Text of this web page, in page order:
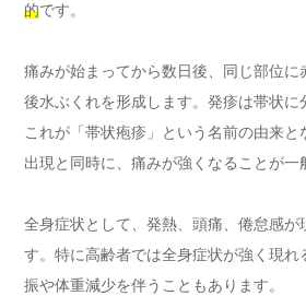
的です。
痛みが始まってから数日後、同じ部位に
後水ぶくれを形成します。発疹は帯状に
これが「帯状疱疹」という名前の由来
出現と同時に、痛みが強くなることが一
全身症状として、発熱、頭痛、倦怠感が
す。特に高齢者では全身症状が強く現れ
振や体重減少を伴うこともあります。